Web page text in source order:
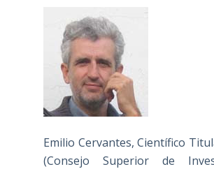
Emilio Cervantes, Científico
(Consejo Superior de